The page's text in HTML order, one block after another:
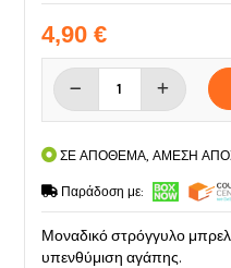
4,90 €
ΣΕ ΑΠΟΘΕΜΑ, ΑΜΕΣΗ
Παράδοση με:
Μοναδικό στρόγγυλο
υπενθύμιση αγάπης.